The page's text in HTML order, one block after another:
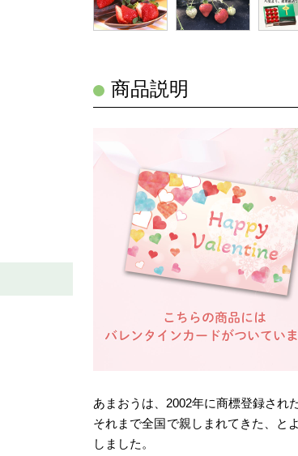
商品説明
あまおうは、2002年に商標登録され
それまで全国で親しまれてきた、と
しました。